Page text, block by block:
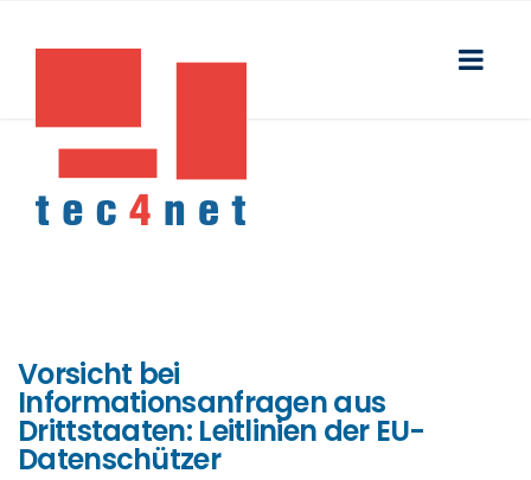
Vorsicht bei
Informationsanfragen aus
Drittstaaten: Leitlinien der EU-
Datenschützer